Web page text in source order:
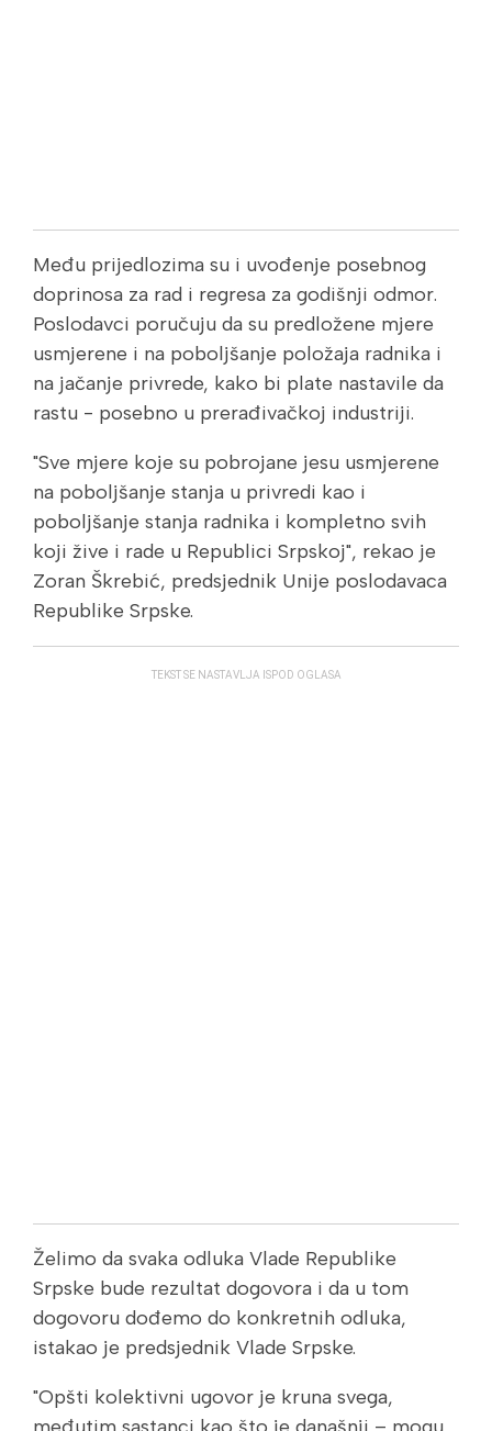
Među prijedlozima su i uvođenje posebnog
doprinosa za rad i regresa za godišnji odmor.
Poslodavci poručuju da su predložene mjere
usmjerene i na poboljšanje položaja radnika i
na jačanje privrede, kako bi plate nastavile da
rastu - posebno u prerađivačkoj industriji.
"Sve mjere koje su pobrojane jesu usmjerene
na poboljšanje stanja u privredi kao i
poboljšanje stanja radnika i kompletno svih
koji žive i rade u Republici Srpskoj", rekao je
Zoran Škrebić, predsjednik Unije poslodavaca
Republike Srpske.
TEKST SE NASTAVLJA ISPOD OGLASA
Želimo da svaka odluka Vlade Republike
Srpske bude rezultat dogovora i da u tom
dogovoru dođemo do konkretnih odluka,
istakao je predsjednik Vlade Srpske.
"Opšti kolektivni ugovor je kruna svega,